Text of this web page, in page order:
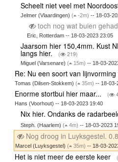
Scheelt niet veel met
Jelmer (Vlaardingen)( -2m) -- 18-03-
toch nog wat buien
Eric, Rotterdam -- 18-03-2023 23:05
Jaarsom hier 150,4mm. Kust
langs hier. ( 219)
Miguel (Varsenare)( 15m) -- 18-03-
Re: Nu een soort van
Tomas (Dilsen-Stokkem) ( 35m) -- 18-03-
Enorme stortbui hier maar... (
Hans (Voorhout) -- 18-03-2023 19:40
Nix hier. Ondanks de
Steph. (Haarlem)( 4m) -- 18-03-2023
Nog droog in Luyksgestel.
Marcel (Luyksgestel) ( 35m) -- 18-03-
Het is niet meer de eerste keer (